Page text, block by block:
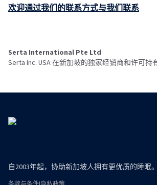
欢迎通过我们的联系方式与我们联系
Serta International Pte Ltd
Serta Inc. USA 在新加坡的独家经销商和许可持
自2003年起，协助新加坡人拥有更优质的睡眠。